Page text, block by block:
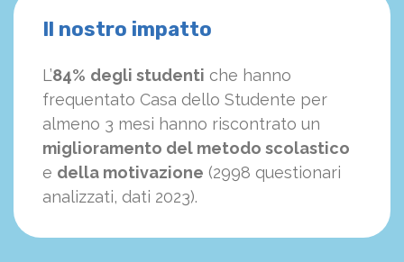
Il nostro impatto
L’84% degli studenti che hanno
frequentato Casa dello Studente per
almeno 3 mesi hanno riscontrato un
miglioramento del metodo scolastico
e della motivazione (2998 questionari
analizzati, dati 2023).